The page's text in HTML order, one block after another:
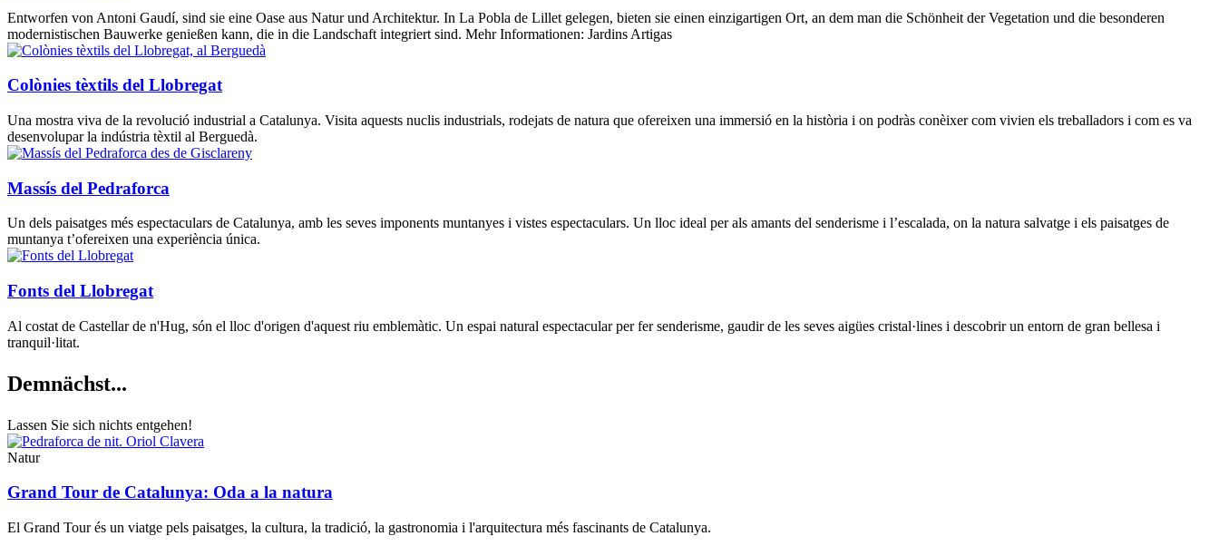
Entworfen von Antoni Gaudí, sind sie eine Oase aus Natur und Architektur. In La Pobla de Lillet gelegen, bieten sie einen einzigartigen Ort, an dem man die Schönheit der Vegetation und die besonderen
modernistischen Bauwerke genießen kann, die in die Landschaft integriert sind. Mehr Informationen: Jardins Artigas
Colònies tèxtils del Llobregat
Una mostra viva de la revolució industrial a Catalunya. Visita aquests nuclis industrials, rodejats de natura que ofereixen una immersió en la història i on podràs conèixer com vivien els treballadors i com es va
desenvolupar la indústria tèxtil al Berguedà.
Massís del Pedraforca
Un dels paisatges més espectaculars de Catalunya, amb les seves imponents muntanyes i vistes espectaculars. Un lloc ideal per als amants del senderisme i l’escalada, on la natura salvatge i els paisatges de
muntanya t’ofereixen una experiència única.
Fonts del Llobregat
Al costat de Castellar de n'Hug, són el lloc d'origen d'aquest riu emblemàtic. Un espai natural espectacular per fer senderisme, gaudir de les seves aigües cristal·lines i descobrir un entorn de gran bellesa i
tranquil·litat.
Demnächst...
Lassen Sie sich nichts entgehen!
Natur
Grand Tour de Catalunya: Oda a la natura
El Grand Tour és un viatge pels paisatges, la cultura, la tradició, la gastronomia i l'arquitectura més fascinants de Catalunya.